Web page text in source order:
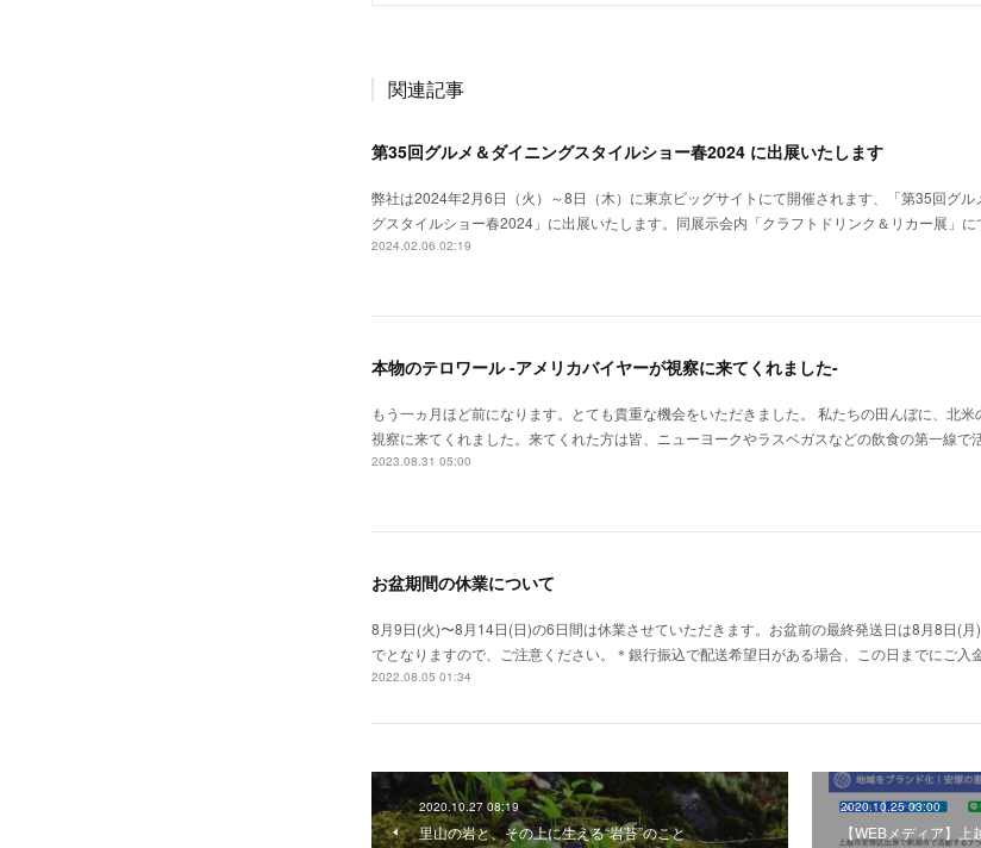
関連記事
第35回グルメ＆ダイニングスタイルショー春2024 に出展いたします
弊社は2024年2月6日（火）～8日（木）に東京ビッグサイトにて開催されます、「第35回グル
グスタイルショー春2024」に出展いたします。同展示会内「クラフトドリンク＆リカー展」
2024.02.06 02:19
本物のテロワール -アメリカバイヤーが視察に来てくれました-
もう一ヵ月ほど前になります。とても貴重な機会をいただきました。 私たちの田んぼに、北米
視察に来てくれました。来てくれた方は皆、ニューヨークやラスベガスなどの飲食の第一線で
2023.08.31 05:00
お盆期間の休業について
8月9日(火)〜8月14日(日)の6日間は休業させていただきます。お盆前の最終発送日は8月8日(
でとなりますので、ご注意ください。＊銀行振込で配送希望日がある場合、この日までにご
2022.08.05 01:34
2020.10.27 08:19
里山の岩と、その上に生える“岩苔”のこと
2020.10.25 03:00
【WEBメディア】